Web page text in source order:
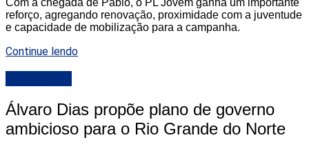
Com a chegada de Pablo, o PL Jovem ganha um importante
reforço, agregando renovação, proximidade com a juventude
e capacidade de mobilização para a campanha.
Continue lendo
Álvaro Dias propõe plano de governo
ambicioso para o Rio Grande do Norte